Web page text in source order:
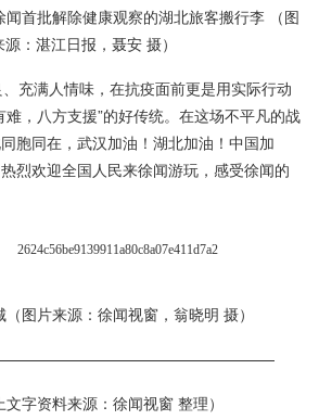
首批解除健康观察的湖北旅客搬行李 （图
源：湛江日报，聂安 摄）
充满人情味，在抗疫面前更是用实际行动
难，八方支援”的好传统。在这场不平凡的战
胞同在，武汉加油！湖北加油！中国加
烈欢迎全国人民来徐闻游玩，感受徐闻的
图片来源：徐闻视窗，翁晓明 摄）
文字资料来源：徐闻视窗 整理）